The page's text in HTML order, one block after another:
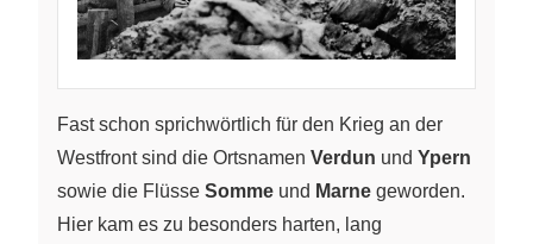
Fast schon sprichwörtlich für den Krieg an der
Westfront sind die Ortsnamen Verdun und Ypern
sowie die Flüsse Somme und Marne geworden.
Hier kam es zu besonders harten, lang